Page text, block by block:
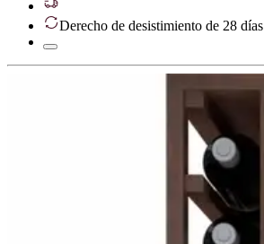
Derecho de desistimiento de 28 días